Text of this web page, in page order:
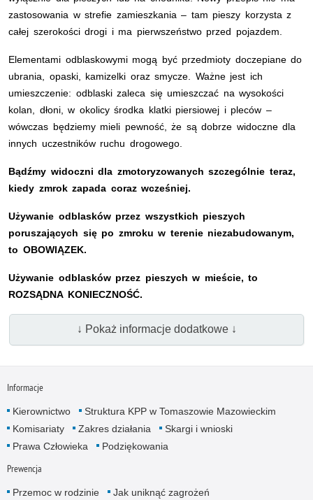
zastosowania w strefie zamieszkania – tam pieszy korzysta z
całej szerokości drogi i ma pierwszeństwo przed pojazdem.
Elementami odblaskowymi mogą być przedmioty doczepiane do
ubrania, opaski, kamizelki oraz smycze. Ważne jest ich
umieszczenie: odblaski zaleca się umieszczać na wysokości
kolan, dłoni, w okolicy środka klatki piersiowej i pleców –
wówczas będziemy mieli pewność, że są dobrze widoczne dla
innych uczestników ruchu drogowego.
Bądźmy widoczni dla zmotoryzowanych szczególnie teraz,
kiedy zmrok zapada coraz wcześniej.
Używanie odblasków przez wszystkich pieszych
poruszających się po zmroku w terenie niezabudowanym,
to OBOWIĄZEK.
Używanie odblasków przez pieszych w mieście, to
ROZSĄDNA KONIECZNOŚĆ.
↓ Pokaż informacje dodatkowe ↓
Informacje
Kierownictwo
Struktura KPP w Tomaszowie Mazowieckim
Komisariaty
Zakres działania
Skargi i wnioski
Prawa Człowieka
Podziękowania
Prewencja
Przemoc w rodzinie
Jak uniknąć zagrożeń